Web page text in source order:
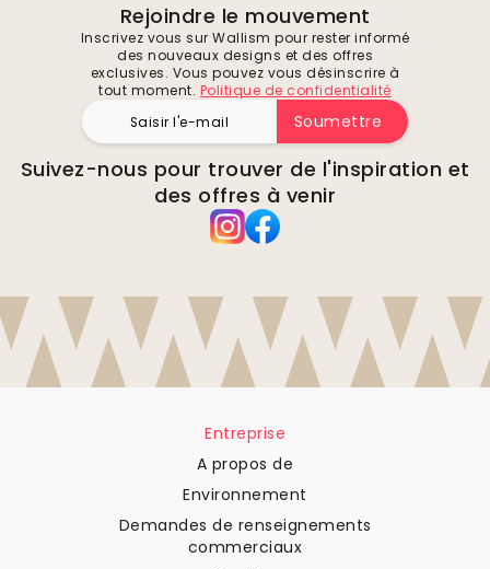
Rejoindre le mouvement
Inscrivez vous sur Wallism pour rester informé
des nouveaux designs et des offres
exclusives. Vous pouvez vous désinscrire à
tout moment. Politique de confidentialité
Soumettre
Suivez-nous pour trouver de l'inspiration et
des offres à venir
Entreprise
A propos de
Environnement
Demandes de renseignements
commerciaux